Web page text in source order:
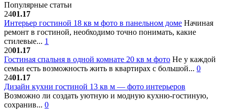
Популярные статьи
2401.17
Интерьер гостиной 18 кв м фото в панельном доме Начиная
ремонт в гостиной, необходимо точно понимать, какие
стилевые... 1
2001.17
Гостиная спальня в одной комнате 20 кв м фото Не у каждой
семьи есть возможность жить в квартирах с большой... 0
2401.17
Дизайн кухни гостиной 13 кв м — фото интерьеров
Возможно ли создать уютную и модную кухню-гостиную,
сохранив... 0